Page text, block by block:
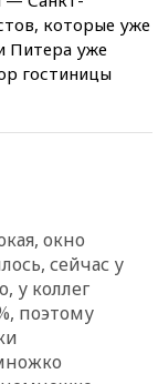
которые уже
Питера уже
гостиницы
окно
сейчас у
у коллег
поэтому